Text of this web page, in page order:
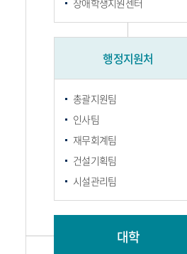
장애학생지원센터
행정지원처
총괄지원팀
인사팀
재무회계팀
건설기획팀
시설관리팀
대학